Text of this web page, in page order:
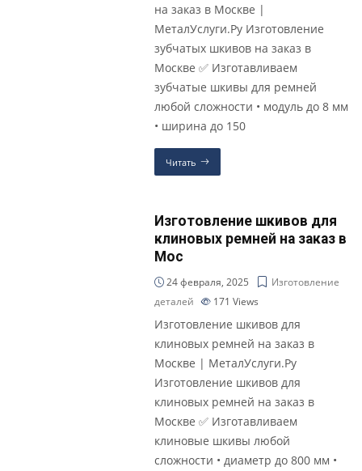
на заказ в Москве |
МеталУслуги.Ру Изготовление
зубчатых шкивов на заказ в
Москве ✅ Изготавливаем
зубчатые шкивы для ремней
любой сложности • модуль до 8 мм
• ширина до 150
Читать
Изготовление шкивов для
клиновых ремней на заказ в
Мос
24 февраля, 2025
Изготовление
деталей
171Views
Изготовление шкивов для
клиновых ремней на заказ в
Москве | МеталУслуги.Ру
Изготовление шкивов для
клиновых ремней на заказ в
Москве ✅ Изготавливаем
клиновые шкивы любой
сложности • диаметр до 800 мм •